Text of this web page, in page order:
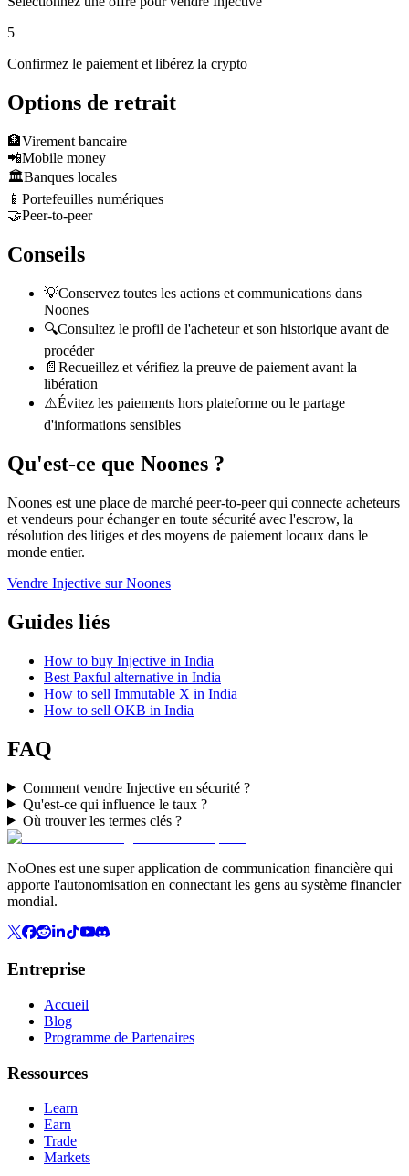
5
Confirmez le paiement et libérez la crypto
Options de retrait
🏦Virement bancaire
📲Mobile money
🏛️Banques locales
📱 Portefeuilles numériques
🤝Peer-to-peer
Conseils
💡Conservez toutes les actions et communications dans
Noones
🔍Consultez le profil de l'acheteur et son historique avant de
procéder
📄 Recueillez et vérifiez la preuve de paiement avant la
libération
⚠️Évitez les paiements hors plateforme ou le partage
d'informations sensibles
Qu'est-ce que Noones ?
Noones est une place de marché peer-to-peer qui connecte acheteurs
et vendeurs pour échanger en toute sécurité avec l'escrow, la
résolution des litiges et des moyens de paiement locaux dans le
monde entier.
Vendre Injective sur Noones
Guides liés
How to buy Injective in India
Best Paxful alternative in India
How to sell Immutable X in India
How to sell OKB in India
FAQ
Comment vendre Injective en sécurité ?
Qu'est-ce qui influence le taux ?
Où trouver les termes clés ?
NoOnes est une super application de communication financière qui
apporte l'autonomisation en connectant les gens au système financier
mondial.
Entreprise
Accueil
Blog
Programme de Partenaires
Ressources
Learn
Earn
Trade
Markets